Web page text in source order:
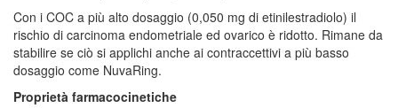
Con i COC a più alto dosaggio (0,050 mg di etinilestradiolo) il
rischio di carcinoma endometriale ed ovarico è ridotto. Rimane da
stabilire se ciò si applichi anche ai contraccettivi a più basso
dosaggio come NuvaRing.
Proprietà farmacocinetiche